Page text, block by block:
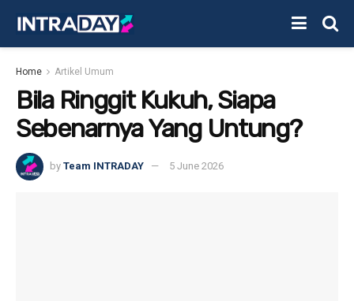
Home Artikel Umum
Bila Ringgit Kukuh, Siapa
Sebenarnya Yang Untung?
by Team INTRADAY 5 June 2026